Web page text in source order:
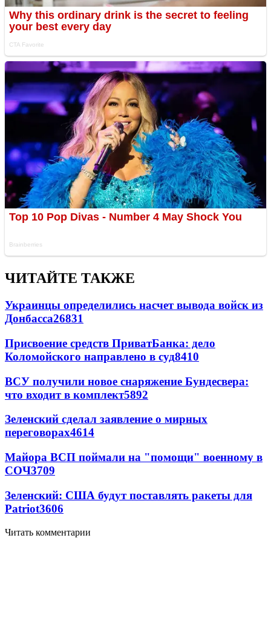
ЧИТАЙТЕ ТАКЖЕ
Украинцы определились насчет вывода войск из
Донбасса26831
Присвоение средств ПриватБанка: дело
Коломойского направлено в суд8410
ВСУ получили новое снаряжение Бундесвера:
что входит в комплект5892
Зеленский сделал заявление о мирных
переговорах4614
Майора ВСП поймали на "помощи" военному в
СОЧ3709
Зеленский: США будут поставлять ракеты для
Patriot3606
Читать комментарии